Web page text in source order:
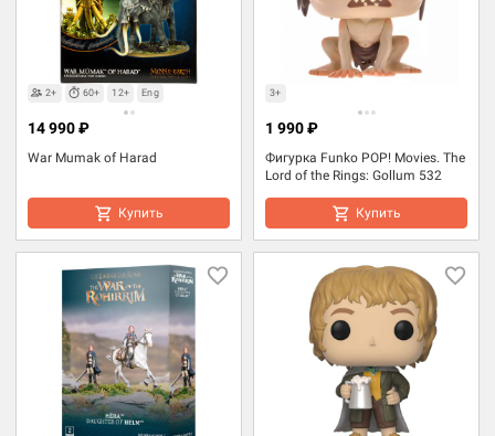
2+ 60+ 12+ Eng
War Mumak of Harad
14 990 ₽
Купить
3+
Фигурка Funko POP! Movies. The
Lord of the Rings: Gollum 532
1 990 ₽
Купить